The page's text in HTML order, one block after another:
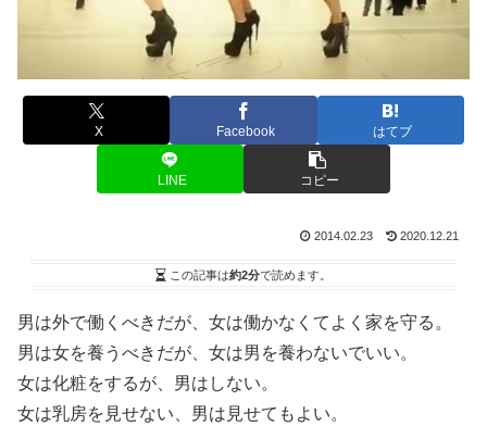
X Facebook はてブ
LINE コピー
2014.02.23 2020.12.21
この記事は約2分で読めます。
男は外で働くべきだが、女は働かなくてよく家を守る。
男は女を養うべきだが、女は男を養わないでいい。
女は化粧をするが、男はしない。
女は乳房を見せない、男は見せてもよい。